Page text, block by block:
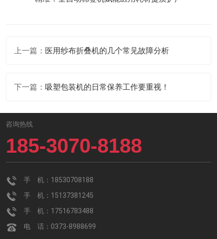
上一篇： 医用纱布折叠机的几个常见故障分析
下一篇： 吸塑包装机的日常保养工作要重视！
咨询热线
185-3070-8188
手 机：18530708188
手 机：15137381245
手 机：17516783488
电 话：0373-8988699